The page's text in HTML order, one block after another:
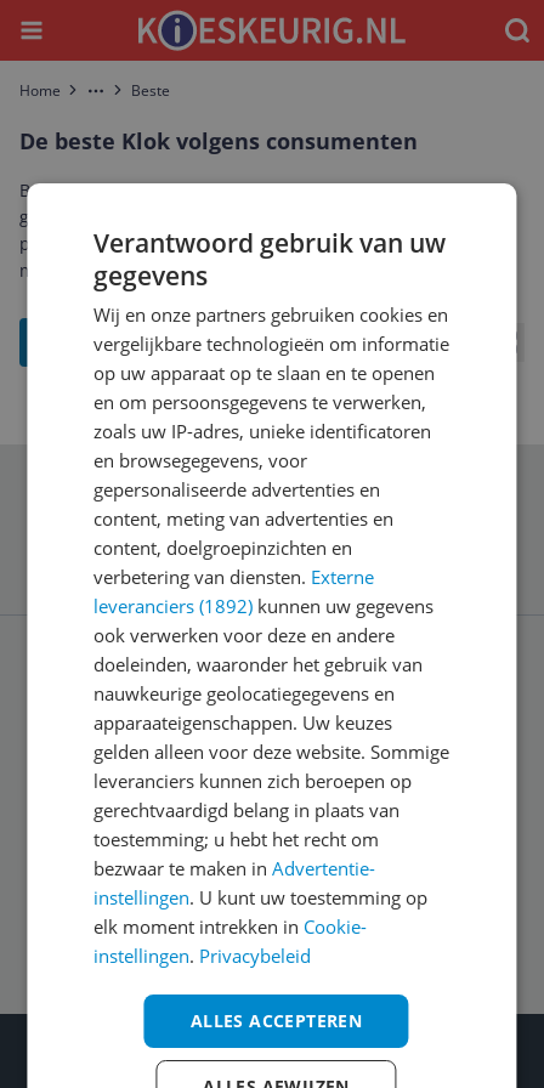
Menu
Home More Beste
De beste Klok volgens consumenten
Bekijk de best beoordeelde Klok: alleen modellen met een
gemiddelde reviewscore van minimaal een 8, gesorteerd op
populariteit onder bezoekers. Vergelijk reviews en prijzen en
maak eenvoudig de beste keuze.
Schrijf je in voor onze nieuwsbrief
Algemeen
Zakelijk
Volg ons op
Wat je ook kiest: Blijf kieskeurig
Verantwoord gebruik van uw
gegevens
Wij en onze partners gebruiken cookies en
vergelijkbare technologieën om informatie
op uw apparaat op te slaan en te openen
en om persoonsgegevens te verwerken,
zoals uw IP-adres, unieke identificatoren
en browsegegevens, voor
gepersonaliseerde advertenties en
content, meting van advertenties en
content, doelgroepinzichten en
verbetering van diensten. Externe
leveranciers (1892) kunnen uw gegevens
ook verwerken voor deze en andere
doeleinden, waaronder het gebruik van
nauwkeurige geolocatiegegevens en
apparaateigenschappen. Uw keuzes
gelden alleen voor deze website. Sommige
leveranciers kunnen zich beroepen op
gerechtvaardigd belang in plaats van
toestemming; u hebt het recht om
bezwaar te maken inAdvertentie-
instellingen. U kunt uw toestemming op
elk moment intrekken in Cookie-
instellingen. Privacybeleid
ALLES ACCEPTEREN